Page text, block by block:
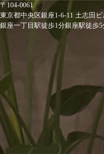
〒104-0061
東京都中央区銀座1-6-11 土志田ビ
銀座一丁目駅徒歩1分銀座駅徒歩5